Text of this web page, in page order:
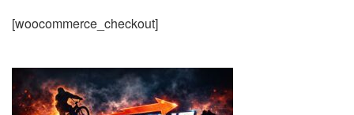
[woocommerce_checkout]